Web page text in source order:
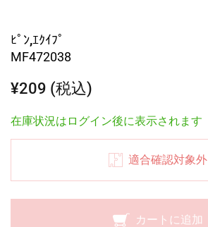
ﾋﾟﾝ,ｴｸｲﾌﾟ
MF472038
¥209 (税込)
在庫状況はログイン後に表示されます
適合確認対象外
カートに追加